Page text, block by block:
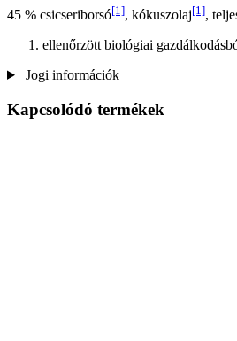
45 % csicseriborsó[1], kókuszolaj[1],
ellenőrzött biológiai
Jogi információk
Kapcsolódó termékek